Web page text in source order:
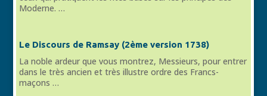
Moderne. …
Le Discours de Ramsay (2ème version 1738)
La noble ardeur que vous montrez, Messieurs, pour entrer
dans le très ancien et très illustre ordre des Francs-
maçons …